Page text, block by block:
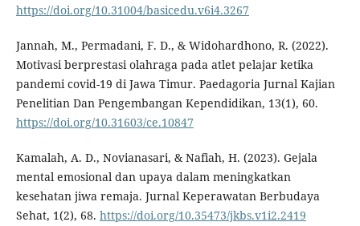
https://doi.org/10.31004/basicedu.v6i4.3267
Jannah, M., Permadani, F. D., & Widohardhono, R. (2022).
Motivasi berprestasi olahraga pada atlet pelajar ketika
pandemi covid-19 di Jawa Timur. Paedagoria Jurnal Kajian
Penelitian Dan Pengembangan Kependidikan, 13(1), 60.
https://doi.org/10.31603/ce.10847
Kamalah, A. D., Novianasari, & Nafiah, H. (2023). Gejala
mental emosional dan upaya dalam meningkatkan
kesehatan jiwa remaja. Jurnal Keperawatan Berbudaya
Sehat, 1(2), 68. https://doi.org/10.35473/jkbs.v1i2.2419